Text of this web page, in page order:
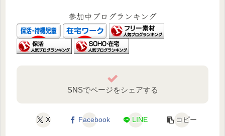
参加中ブログランキング
SNSでページをシェアする
X Facebook LINE コピー